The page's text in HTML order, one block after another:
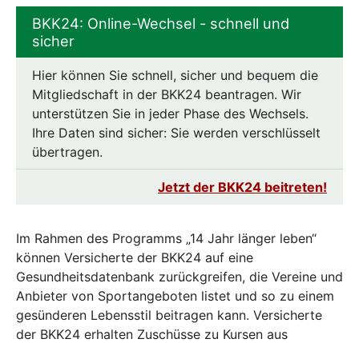
BKK24: Online-Wechsel - schnell und
sicher
Hier können Sie schnell, sicher und bequem die
Mitgliedschaft in der BKK24 beantragen. Wir
unterstützen Sie in jeder Phase des Wechsels.
Ihre Daten sind sicher: Sie werden verschlüsselt
übertragen.
Jetzt der BKK24 beitreten!
Im Rahmen des Programms „14 Jahr länger leben“
können Versicherte der BKK24 auf eine
Gesundheitsdatenbank zurückgreifen, die Vereine und
Anbieter von Sportangeboten listet und so zu einem
gesünderen Lebensstil beitragen kann. Versicherte
der BKK24 erhalten Zuschüsse zu Kursen aus